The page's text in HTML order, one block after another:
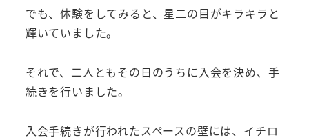
でも、体験をしてみると、星二の目がキラキラと
輝いていました。
それで、二人ともその日のうちに入会を決め、手
続きを行いました。
入会手続きが行われたスペースの壁には、イチロ